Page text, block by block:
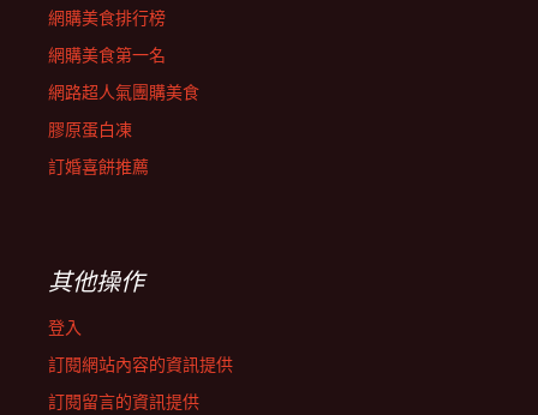
網購美食排行榜
網購美食第一名
網路超人氣團購美食
膠原蛋白凍
訂婚喜餅推薦
其他操作
登入
訂閱網站內容的資訊提供
訂閱留言的資訊提供